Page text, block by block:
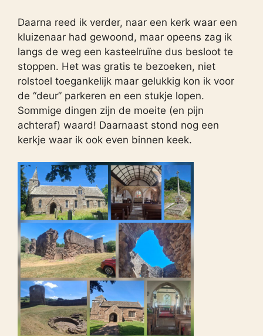
Daarna reed ik verder, naar een kerk waar een
kluizenaar had gewoond, maar opeens zag ik
langs de weg een kasteelruïne dus besloot te
stoppen. Het was gratis te bezoeken, niet
rolstoel toegankelijk maar gelukkig kon ik voor
de “deur” parkeren en een stukje lopen.
Sommige dingen zijn de moeite (en pijn
achteraf) waard! Daarnaast stond nog een
kerkje waar ik ook even binnen keek.